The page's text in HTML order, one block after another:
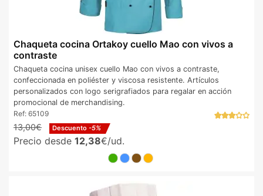
Chaqueta cocina Ortakoy cuello Mao con vivos a
contraste
Chaqueta cocina unisex cuello Mao con vivos a contraste,
confeccionada en poliéster y viscosa resistente. Artículos
personalizados con logo serigrafiados para regalar en acción
promocional de merchandising.
Ref: 65109
13,00€ Descuento -5%
Precio desde 12,38€/ud.